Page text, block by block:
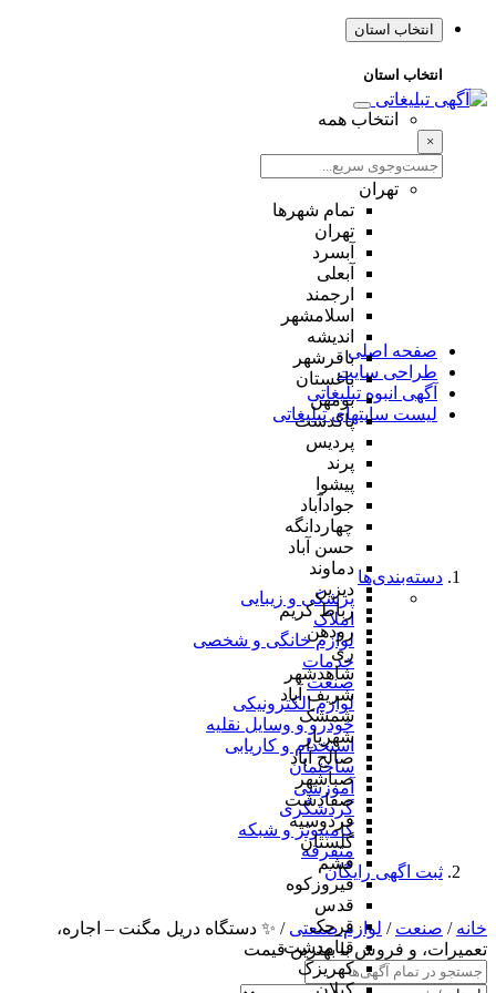
انتخاب استان
انتخاب استان
انتخاب همه
×
تهران
تمام شهر‌ها
تهران
آبسرد
آبعلی
ارجمند
اسلامشهر
اندیشه
باقرشهر
باغستان
بومهن
پاکدشت
پردیس
پرند
پیشوا
جوادآباد
چهاردانگه
حسن آباد
دماوند
دیزین
رباط کریم
رودهن
ری
شاهدشهر
شریف آباد
شمشک
شهریار
صالح آباد
صباشهر
صفادشت
فردوسیه
گلستان
فشم
فیروزکوه
قدس
قرچک
قیامدشت
کهریزک
صفحه اصلی
طراحی سایت
آگهی انبوه تبلیغاتی
لیست سایتهای تبلیغاتی
دسته‌بندی‌ها
پزشکی و زیبایی
املاک
لوازم خانگی و شخصی
خدمات
صنعت
لوازم الکترونیکی
خودرو و وسایل نقلیه
استخدام و کاریابی
ساختمان
آموزشی
گردشگری
کامپیوتر و شبکه
متفرقه
ثبت اگهی رایگان
خانه / صنعت / لوازم صنعتی / ✨ دستگاه دریل مگنت – اجاره،
تعمیرات، و فروش با بهترین قیمت